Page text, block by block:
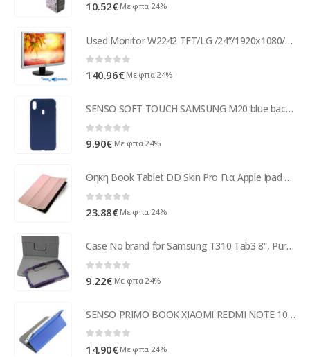
0 out of 5
10.52€ Με φπα 24%
Used Monitor W2242 TFT/LG /24”/1920x1080/Wide/Silver/Black/w/Speakers/D-SUB & DVI-D ( 97142 )
0 out of 5
140.96€ Με φπα 24%
SENSO SOFT TOUCH SAMSUNG M20 blue backcover
0 out of 5
9.90€ Με φπα 24%
Θηκη Book Tablet DD Skin Pro Για Apple Ipad Pro 10.5 / Air 3 2019 Ροζ Χρυσή
0 out of 5
23.88€ Με φπα 24%
Case No brand for Samsung T310 Tab3 8'', Purple - 14550
9.22€ Με φπα 24%
SENSO PRIMO BOOK XIAOMI REDMI NOTE 10 / NOTE 10s light blue
14.90€ Με φπα 24%